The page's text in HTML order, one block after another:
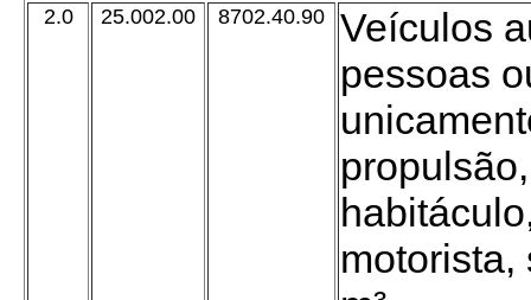
2.0 25.002.00 8702.40.90
Veículos
pessoas
motorista,